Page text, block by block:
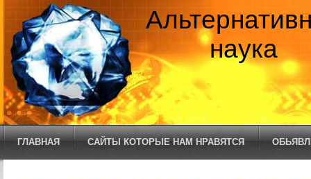
наука
ГЛАВНАЯ САЙТЫ КОТОРЫЕ НАМ НРАВЯТСЯ